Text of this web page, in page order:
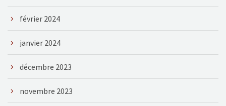
février 2024
janvier 2024
décembre 2023
novembre 2023